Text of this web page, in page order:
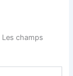
Les champs